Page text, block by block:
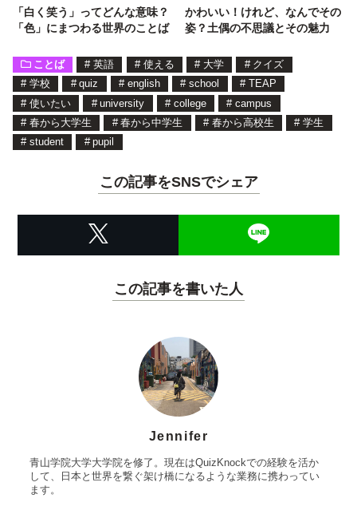
「白く笑う」ってどんな意味？
「色」にまつわる世界のことば
かわいい！けれど、なんでその
姿？土偶の不思議とその魅力
ことば # 英語 # 使える # 大学 # クイズ
# 学校 # quiz # english # school # TEAP
# 使いたい # university # college # campus
# 春から大学生 # 春から中学生 # 春から高校生 # 学生
# student # pupil
この記事をSNSでシェア
この記事を書いた人
Jennifer
青山学院大学大学院を修了。現在はQuizKnockでの経験を活か
して、日本と世界を繋ぐ架け橋になるような業務に携わってい
ます。